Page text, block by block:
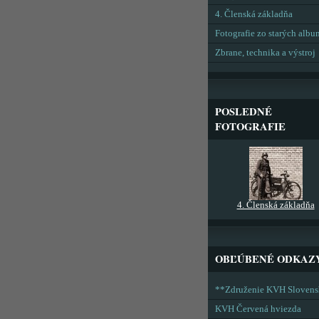
4. Členská základňa
Fotografie zo starých
Zbrane, technika a výstroj
POSLEDNÉ
FOTOGRAFIE
4. Členská základňa
OBĽÚBENÉ
**Združenie KVH
KVH Červená hviezda